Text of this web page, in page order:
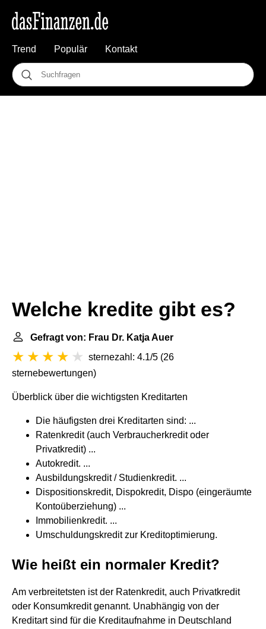
Trend Populär Kontakt
Welche kredite gibt es?
Gefragt von: Frau Dr. Katja Auer
sternezahl: 4.1/5 (26
sternebewertungen)
Überblick über die wichtigsten Kreditarten
Die häufigsten drei Kreditarten sind: ...
Ratenkredit (auch Verbraucherkredit oder
Privatkredit) ...
Autokredit. ...
Ausbildungskredit / Studienkredit. ...
Dispositionskredit, Dispokredit, Dispo (eingeräumte
Kontoüberziehung) ...
Immobilienkredit. ...
Umschuldungskredit zur Kreditoptimierung.
Wie heißt ein normaler Kredit?
Am verbreitetsten ist der Ratenkredit, auch Privatkredit
oder Konsumkredit genannt. Unabhängig von der
Kreditart sind für die Kreditaufnahme in Deutschland